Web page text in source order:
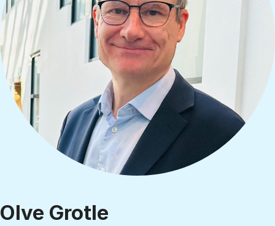
Olve Grotle